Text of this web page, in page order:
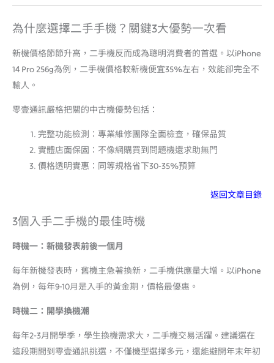
為什麼選擇二手手機？關鍵3大優勢一次看
新機價格節節升高，二手機反而成為聰明消費者的首選。以iPhone
14 Pro 256g為例，二手機價格較新機便宜35%左右，效能卻完全不
輸人。
零壹通訊嚴格把關的中古機優勢包括：
完整功能檢測：專業維修團隊全面檢查，確保品質
實體店面保固：不像網購買到問題機還求助無門
價格透明實惠：同等規格省下30-35%預算
返回文章目錄
3個入手二手機的最佳時機
時機一：新機發表前後一個月
每年新機發表時，舊機主急著換新，二手機供應量大增。以iPhone
為例，每年9-10月是入手的黃金期，價格最優惠。
時機二：開學換機潮
每年2-3月開學季，學生換機需求大，二手機交易活躍。建議選在
這段期間到零壹通訊挑選，不僅機型選擇多元，還能避開年末年初